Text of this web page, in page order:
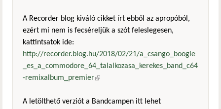
A Recorder blog kiváló cikket írt ebből az apropóból,
ezért mi nem is fecséreljük a szót feleslegesen,
kattintsatok ide:
http://recorder.blog.hu/2018/02/21/a_csango_boogie
_es_a_commodore_64_talalkozasa_kerekes_band_c64
-remixalbum_premier(külső hivatkozás)
A letölthető verziót a Bandcampen itt lehet